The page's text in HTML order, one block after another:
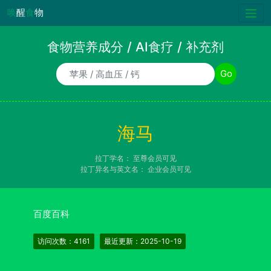
唤醒食物
食物营养成分 / AI食疗 / 补充剂
食物/AI食疗诉求/补充剂名称 Go
海马
拉丁学名： 至尊会员可见
拉丁异名与英文名： 企业会员可见
百度百科
访问次数：4161 最近更新：2025-10-19